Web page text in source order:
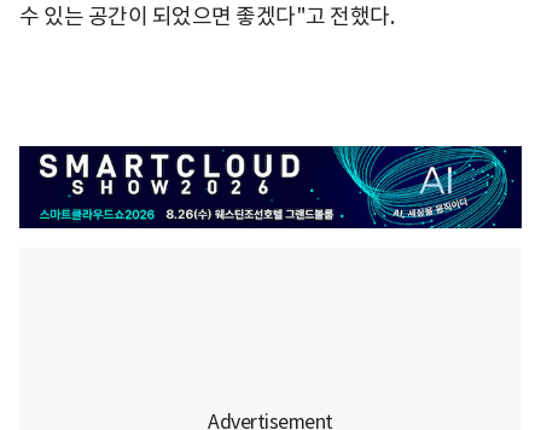
수 있는 공간이 되었으면 좋겠다"고 전했다.